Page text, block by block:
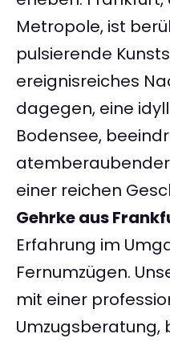
Metropole, ist
pulsierende
ereignisreiches
dagegen, eine
Bodensee,
einer reichen
Gehrke aus
Erfahrung im
Fernumzügen.
mit einer
Umzugsberatung,